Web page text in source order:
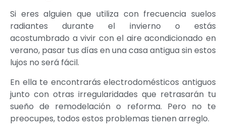
Si eres alguien que utiliza con frecuencia suelos
radiantes durante el invierno o estás
acostumbrado a vivir con el aire acondicionado en
verano, pasar tus días en una casa antigua sin estos
lujos no será fácil.
En ella te encontrarás electrodomésticos antiguos
junto con otras irregularidades que retrasarán tu
sueño de remodelación o reforma. Pero no te
preocupes, todos estos problemas tienen arreglo.